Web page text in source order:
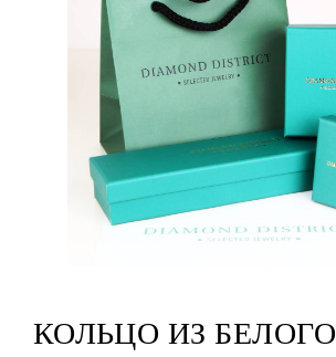
КОЛЬЦО ИЗ БЕЛОГО